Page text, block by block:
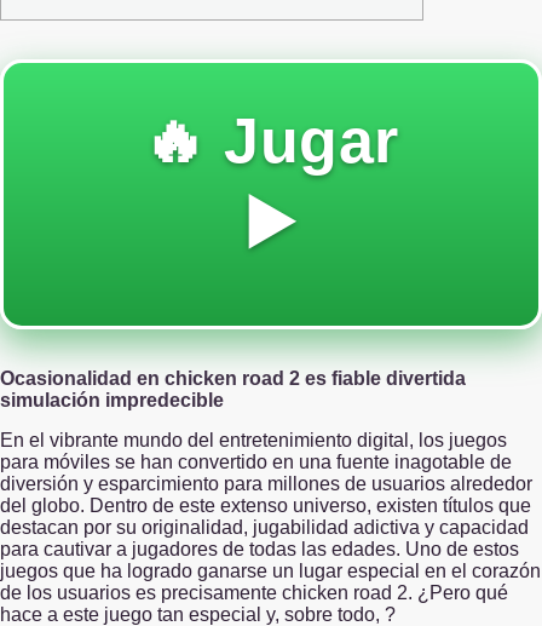
🔥 Jugar
▶️
Ocasionalidad en chicken road 2 es fiable divertida
simulación impredecible
En el vibrante mundo del entretenimiento digital, los juegos
para móviles se han convertido en una fuente inagotable de
diversión y esparcimiento para millones de usuarios alrededor
del globo. Dentro de este extenso universo, existen títulos que
destacan por su originalidad, jugabilidad adictiva y capacidad
para cautivar a jugadores de todas las edades. Uno de estos
juegos que ha logrado ganarse un lugar especial en el corazón
de los usuarios es precisamente chicken road 2. ¿Pero qué
hace a este juego tan especial y, sobre todo, ?